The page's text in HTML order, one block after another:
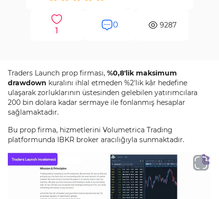
1
0 9287
Traders Launch prop firması, %0,8'lik maksimum
drawdown kuralını ihlal etmeden %2'lik kâr hedefine
ulaşarak zorluklarının üstesinden gelebilen yatırımcılara
200 bin dolara kadar sermaye ile fonlanmış hesaplar
sağlamaktadır.
Bu prop firma, hizmetlerini Volumetrica Trading
platformunda IBKR broker aracılığıyla sunmaktadır.